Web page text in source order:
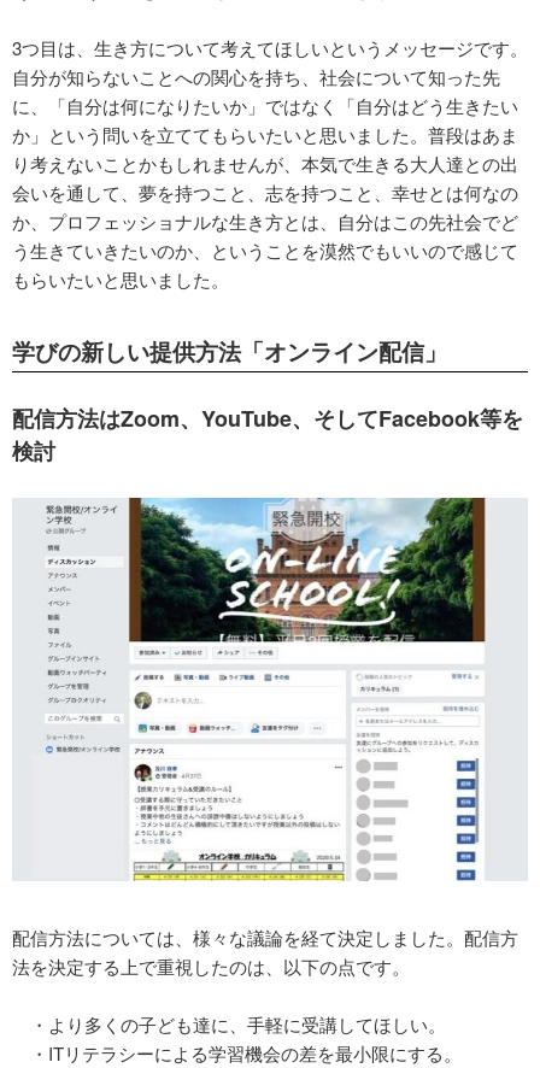
3つ目は、生き方について考えてほしいというメッセージです。
自分が知らないことへの関心を持ち、社会について知った先
に、「自分は何になりたいか」ではなく「自分はどう生きたい
か」という問いを立ててもらいたいと思いました。普段はあま
り考えないことかもしれませんが、本気で生きる大人達との出
会いを通して、夢を持つこと、志を持つこと、幸せとは何なの
か、プロフェッショナルな生き方とは、自分はこの先社会でど
う生きていきたいのか、ということを漠然でもいいので感じて
もらいたいと思いました。
学びの新しい提供方法「オンライン配信」
配信方法はZoom、YouTube、そしてFacebook等を
検討
配信方法については、様々な議論を経て決定しました。配信方
法を決定する上で重視したのは、以下の点です。
・より多くの子ども達に、手軽に受講してほしい。
・ITリテラシーによる学習機会の差を最小限にする。